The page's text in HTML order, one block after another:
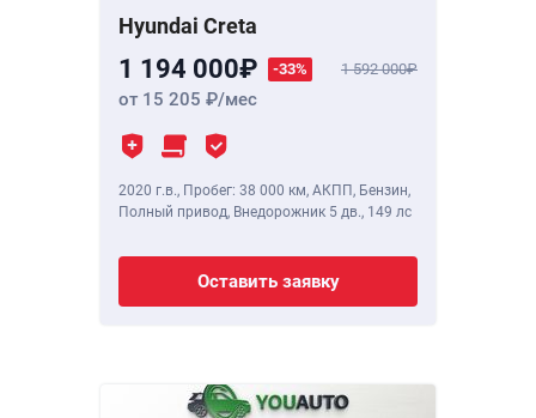
Hyundai Creta
1 194 000 -33% 1 592 000
от 15 205 /мес
2020 г.в., Пробег: 38 000 км, АКПП, Бензин,
Полный привод, Внедорожник 5 дв., 149 лс
Оставить заявку